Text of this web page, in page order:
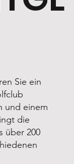
Sie ein
und einem
die
über 200